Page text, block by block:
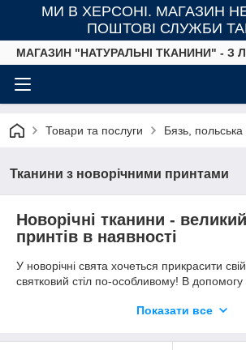
МИ В ХЕРСОНІ. МАГАЗИН
ПОШТОВІ СЛУЖБИ
МАГАЗИН "НАТУРАЛЬНІ ТКАНИНИ" -
Товари та послуги Бязь,
Тканини з новорічними принтами
Новорічні тканини -
принтів в наявності
У новорічні свята хочеться прикрасити
святковий стіл по-особливому! В допомогу
сніговиками, ялинками, Санта Клаусами,
кольори тканин з новорічними або
Показати все